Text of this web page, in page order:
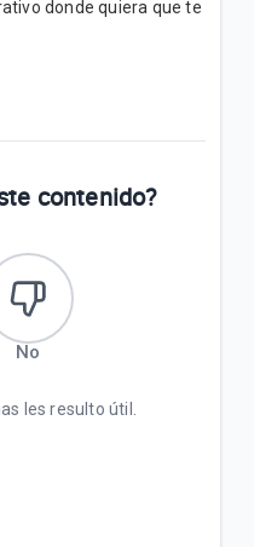
B2B
donde quiera que te
contenido?
No
les resulto útil.